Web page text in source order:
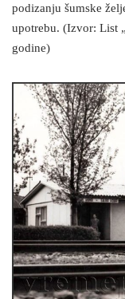
podizanju šumske
upotrebu. (Izvor: List
godine)